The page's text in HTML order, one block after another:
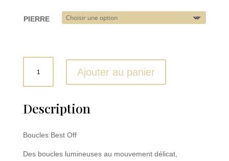
PIERRE
Boucles
Best
Ajouter au panier
Description
Boucles Best Off
Des boucles lumineuses au mouvement délicat,